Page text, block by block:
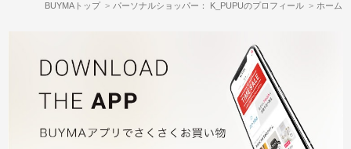
BUYMAトップ パーソナルショッパー： K_PUPUのプロフィール ホーム